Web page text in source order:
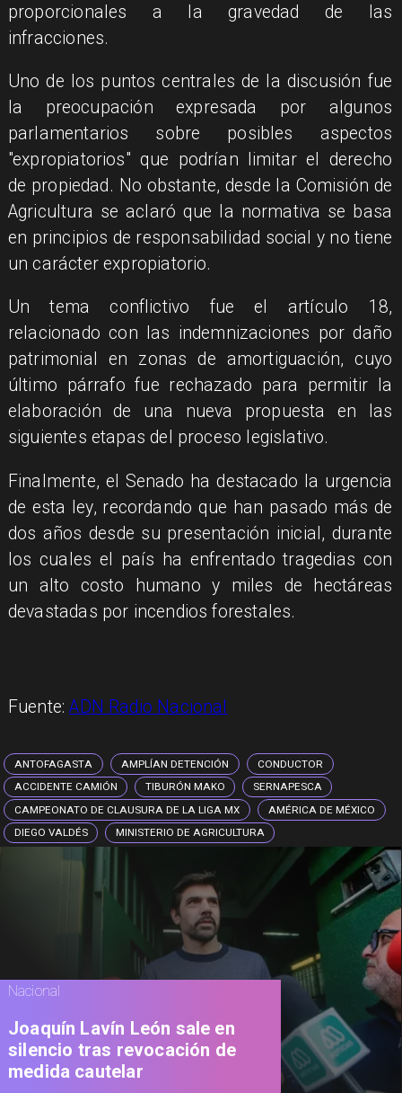
proporcionales a la gravedad de las
infracciones.
Uno de los puntos centrales de la discusión fue
la preocupación expresada por algunos
parlamentarios sobre posibles aspectos
"expropiatorios" que podrían limitar el derecho
de propiedad. No obstante, desde la Comisión de
Agricultura se aclaró que la normativa se basa
en principios de responsabilidad social y no tiene
un carácter expropiatorio.
Un tema conflictivo fue el artículo 18,
relacionado con las indemnizaciones por daño
patrimonial en zonas de amortiguación, cuyo
último párrafo fue rechazado para permitir la
elaboración de una nueva propuesta en las
siguientes etapas del proceso legislativo.
Finalmente, el Senado ha destacado la urgencia
de esta ley, recordando que han pasado más de
dos años desde su presentación inicial, durante
los cuales el país ha enfrentado tragedias con
un alto costo humano y miles de hectáreas
devastadas por incendios forestales.
Fuente:ADN Radio Nacional
ANTOFAGASTA AMPLÍAN DETENCIÓN
CONDUCTOR
ACCIDENTE CAMIÓN
TIBURÓN MAKO
SERNAPESCA
CAMPEONATO DE CLAUSURA DE LA LIGA MX
AMÉRICA DE MÉXICO
DIEGO VALDÉS
MINISTERIO DE AGRICULTURA
Nacional
Joaquín Lavín León sale en
silencio tras revocación de
medida cautelar